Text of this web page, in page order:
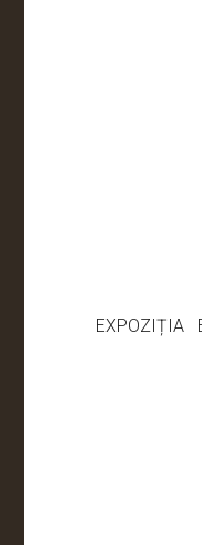
EXPOZIȚIA